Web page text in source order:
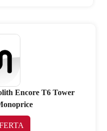
Encore T6 Tower